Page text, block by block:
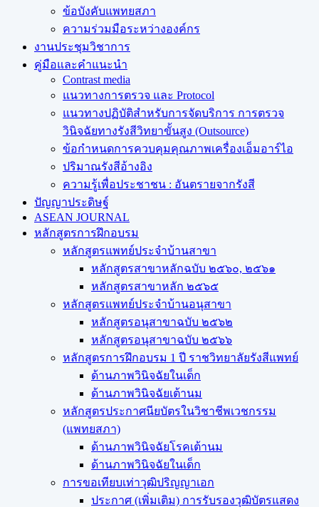
ข้อบังคับแพทยสภา
ความร่วมมือระหว่างองค์กร
งานประชุมวิชาการ
คู่มือและคำแนะนำ
Contrast media
แนวทางการตรวจ และ Protocol
แนวทางปฏิบัติสำหรับการจัดบริการ การตรวจ
วินิจฉัยทางรังสีวิทยาขั้นสูง (Outsource)
ข้อกำหนดการควบคุมคุณภาพเครื่องเอ็มอาร์ไอ
ปริมาณรังสีอ้างอิง
ความรู้เพื่อประชาชน : อันตรายจากรังสี
ปัญญาประดิษฐ์
ASEAN JOURNAL
หลักสูตรการฝึกอบรม
หลักสูตรแพทย์ประจำบ้านสาขา
หลักสูตรสาขาหลักฉบับ ๒๕๖๐, ๒๕๖๑
หลักสูตรสาขาหลัก ๒๕๖๕
หลักสูตรแพทย์ประจำบ้านอนุสาขา
หลักสูตรอนุสาขาฉบับ ๒๕๖๒
หลักสูตรอนุสาขาฉบับ ๒๕๖๖
หลักสูตรการฝึกอบรม 1 ปี ราชวิทยาลัยรังสีแพทย์
ด้านภาพวินิจฉัยในเด็ก
ด้านภาพวินิจฉัยเต้านม
หลักสูตรประกาศนียบัตรในวิชาชีพเวชกรรม
(แพทยสภา)
ด้านภาพวินิจฉัยโรคเต้านม
ด้านภาพวินิจฉัยในเด็ก
การขอเทียบเท่า​วุฒิปริญญา​เอก
ประกาศ (เพิ่มเติม) การรับรองวุฒิบัตรแสดง